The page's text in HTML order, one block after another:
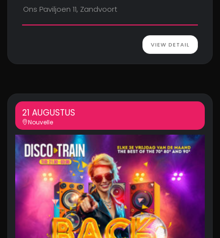
Ons Paviljoen 11, Zandvoort
VIEW DETAIL
21 AUGUSTUS
Nouvelle